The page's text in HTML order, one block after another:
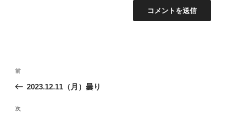
投
ビ
前
の
稿
前
2023.12.11（月）曇り
次
次